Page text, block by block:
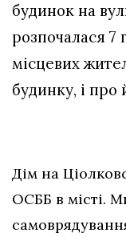
будинок на
розпочалася 7
місцевих
будинку, і про
Дім на
ОСББ в місті.